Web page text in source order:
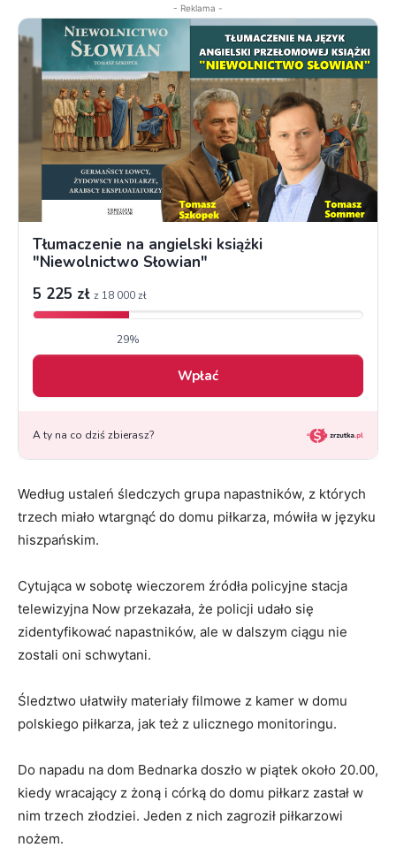
- Reklama -
Według ustaleń śledczych grupa napastników, z których
trzech miało wtargnąć do domu piłkarza, mówiła w języku
hiszpańskim.
Cytująca w sobotę wieczorem źródła policyjne stacja
telewizyjna Now przekazała, że policji udało się
zidentyfikować napastników, ale w dalszym ciągu nie
zostali oni schwytani.
Śledztwo ułatwiły materiały filmowe z kamer w domu
polskiego piłkarza, jak też z ulicznego monitoringu.
Do napadu na dom Bednarka doszło w piątek około 20.00,
kiedy wracający z żoną i córką do domu piłkarz zastał w
nim trzech złodziei. Jeden z nich zagroził piłkarzowi
nożem.